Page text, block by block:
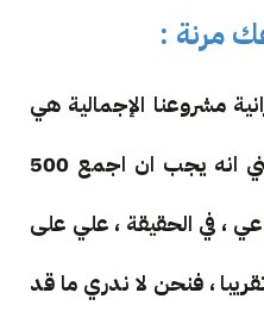
مرنة :
مشروعنا الإجمالية هي
500 دولار ، لكن هذا لا يعني انه يجب ان اجمع 500
، في الحقيقة ، علي على
1500 دولار تقريبا ، فنحن لا ندري ما قد